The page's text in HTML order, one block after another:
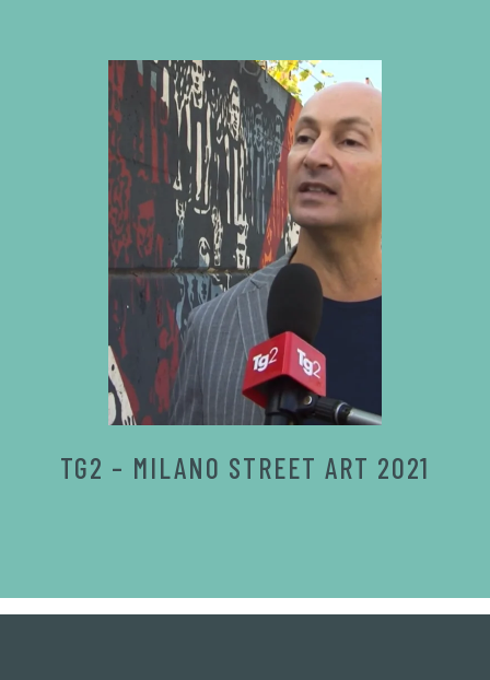
TG2 – MILANO STREET ART 2021